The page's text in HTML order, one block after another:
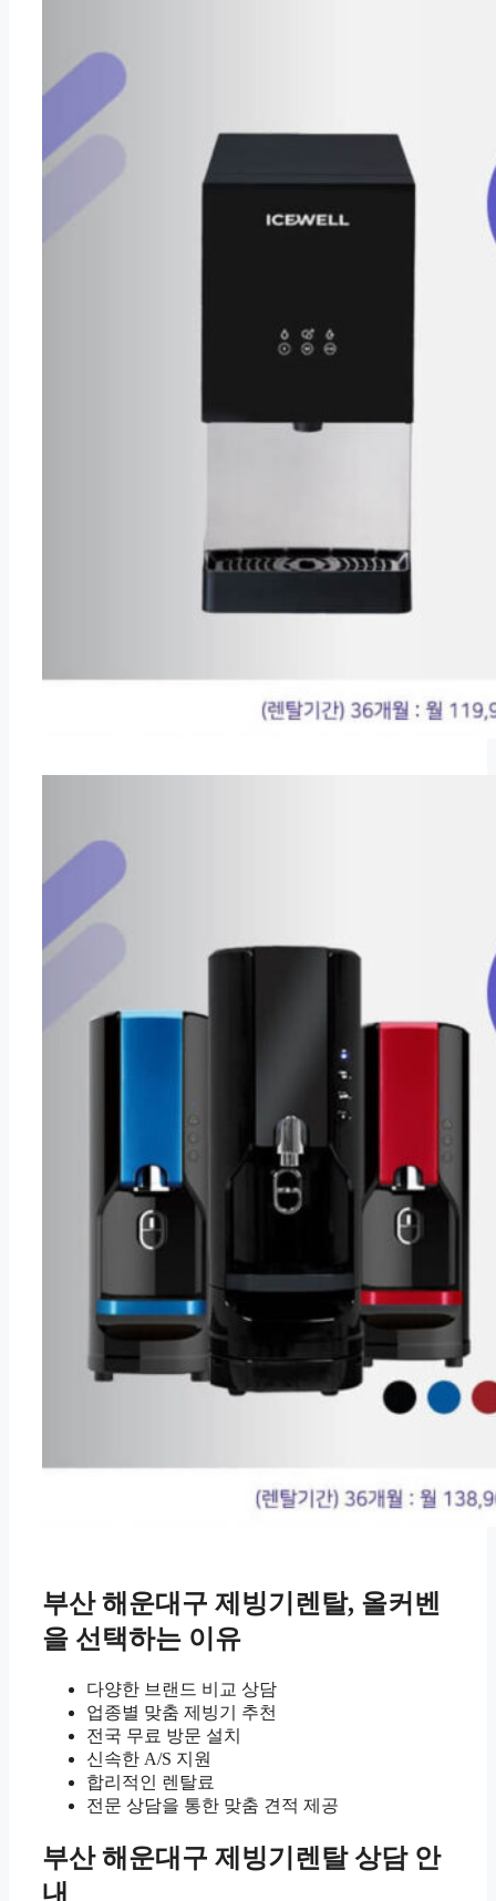
부산 해운대구 제빙기렌탈, 올커벤
을 선택하는 이유
다양한 브랜드 비교 상담
업종별 맞춤 제빙기 추천
전국 무료 방문 설치
신속한 A/S 지원
합리적인 렌탈료
전문 상담을 통한 맞춤 견적 제공
부산 해운대구 제빙기렌탈 상담 안
내